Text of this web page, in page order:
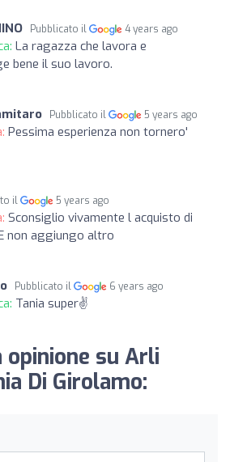
Pubblicato il 4 years ago
La ragazza che lavora e
bene il suo lavoro.
Pubblicato il 5 years ago
Pessima esperienza non tornero'
il 5 years ago
Sconsiglio vivamente l acquisto di
non aggiungo altro
Pubblicato il 6 years ago
Tania super✌️
opinione su Arli
Di Girolamo: